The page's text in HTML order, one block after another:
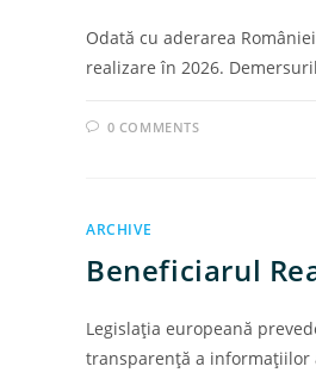
Odată cu aderarea
realizare în 2026.
0 COMMENTS
ARCHIVE
Beneficiarul
Legislaţia europeană
transparenţă a informaţiilor